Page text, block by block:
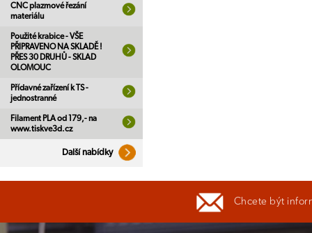
CNC plazmové řezání
materiálu
Použité krabice - VŠE
PŘIPRAVENO NA SKLADĚ !
PŘES 30 DRUHŮ - SKLAD
OLOMOUC
Přídavné zařízení k TS -
jednostranné
Filament PLA od 179,- na
www.tiskve3d.cz
Další nabídky
Chcete být